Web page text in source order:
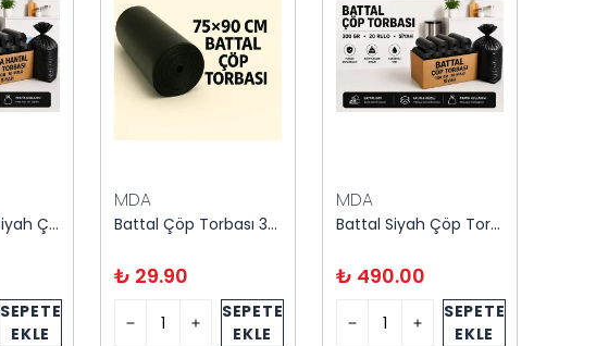
Mega Hantal Siyah Çöp Torbası 800 Gram 120X150 10'lu
SEPETE
EKLE
MDA
Battal Çöp Torbası 300 Gram 75X90 cm 1 Rulo
₺ 29.90
SEPETE
EKLE
MDA
Battal Siyah Çöp Torbası 300 gr 75X90 20'li
₺ 490.00
SEPETE
EKLE